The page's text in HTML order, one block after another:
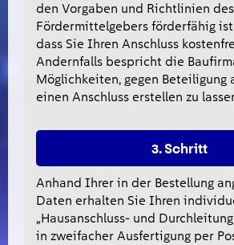
den Vorgaben und Richtlinien des
Fördermittelgebers förderfähig
dass Sie Ihren Anschluss
Andernfalls bespricht die
Möglichkeiten, gegen Beteiligung
einen Anschluss erstellen zu
3. Schritt
Anhand Ihrer in der Bestellung
Daten erhalten Sie Ihren
„Hausanschluss- und
in zweifacher Ausfertigung per